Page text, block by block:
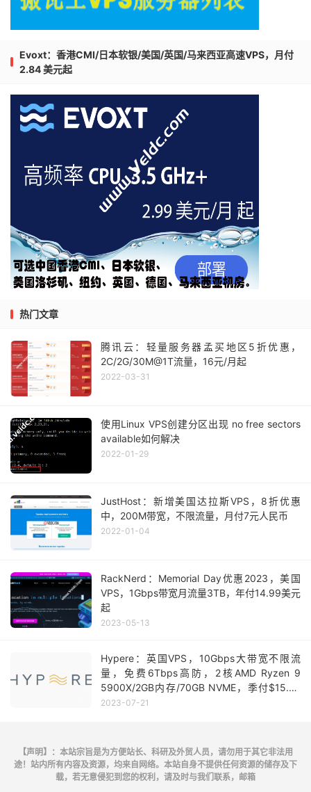
Evoxt：香港CMI/日本软银/美国/英国/马来西亚高速VPS，月付
2.84 美元起
热门文章
腾讯云：轻量服务器孟买地区5折优惠，
2C/2G/30M@1T流量，16元/月起
2022-03-31
使用Linux VPS创建分区出现 no free sectors
available如何解决
2022-01-29
JustHost：新增美国达拉斯VPS，8折优惠
中，200M带宽，不限流量，月付7元人民币
2022-01-04
RackNerd：Memorial Day优惠2023，美国
VPS，1Gbps带宽月流量3TB，年付14.99美元
起
2023-05-13
Hypere：英国VPS，10Gbps大带宽不限流
量，免费6Tbps高防，2核AMD Ryzen 9
5900X/2GB内存/70GB NVME，季付$15.73
起
2023-07-21
【声明】：本站宗旨是为方便站长、科研及外贸人员，请勿用于其它非法用
途！站内所有内容及资源，均来自网络。本站自身不提供任何资源的储存及下
载，若无意侵犯到您的权利，请及时与我们联系，邮箱